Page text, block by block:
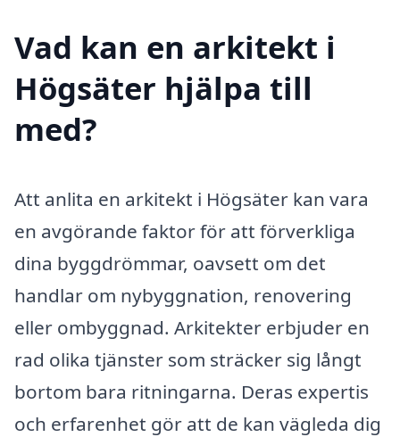
Vad kan en arkitekt i
Högsäter hjälpa till
med?
Att anlita en arkitekt i Högsäter kan vara
en avgörande faktor för att förverkliga
dina byggdrömmar, oavsett om det
handlar om nybyggnation, renovering
eller ombyggnad. Arkitekter erbjuder en
rad olika tjänster som sträcker sig långt
bortom bara ritningarna. Deras expertis
och erfarenhet gör att de kan vägleda dig